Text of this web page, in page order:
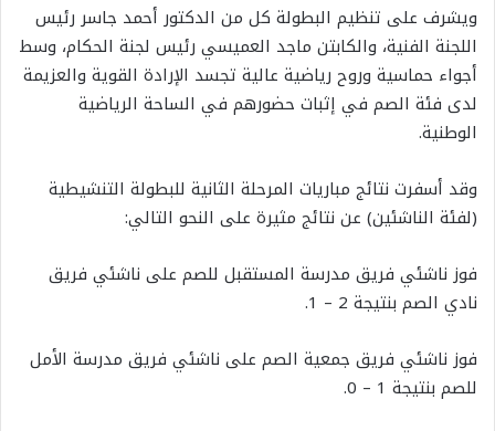
ويشرف على تنظيم البطولة كل من الدكتور أحمد جاسر رئيس
اللجنة الفنية، والكابتن ماجد العميسي رئيس لجنة الحكام، وسط
أجواء حماسية وروح رياضية عالية تجسد الإرادة القوية والعزيمة
لدى فئة الصم في إثبات حضورهم في الساحة الرياضية
الوطنية.
وقد أسفرت نتائج مباريات المرحلة الثانية للبطولة التنشيطية
(لفئة الناشئين) عن نتائج مثيرة على النحو التالي:
فوز ناشئي فريق مدرسة المستقبل للصم على ناشئي فريق
نادي الصم بنتيجة 2 – 1.
فوز ناشئي فريق جمعية الصم على ناشئي فريق مدرسة الأمل
للصم بنتيجة 1 – 0.